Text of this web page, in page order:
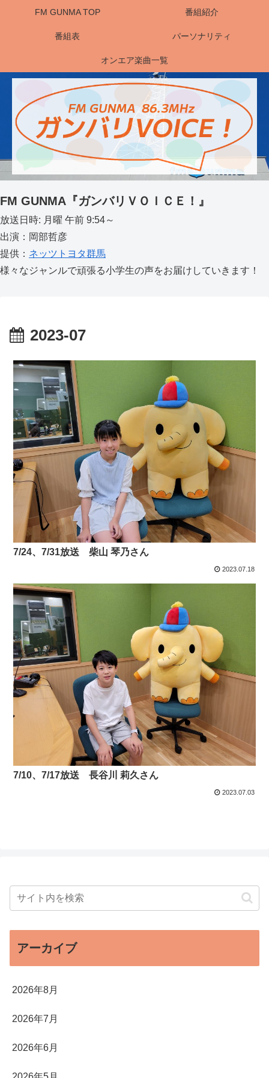
FM GUNMA TOP 番組紹介
番組表 パーソナリティ
オンエア楽曲一覧
FM GUNMA『ガンバリＶＯＩＣＥ！』
放送日時: 月曜 午前 9:54～
出演：岡部哲彦
提供： ネッツトヨタ群馬
様々なジャンルで頑張る小学生の声をお届けしていきます！
2023-07
7/24、7/31放送 柴山 琴乃さん
2023.07.18
7/10、7/17放送 長谷川 莉久さん
2023.07.03
アーカイブ
2026年8月
2026年7月
2026年6月